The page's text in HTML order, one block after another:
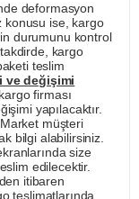
deformasyon
konusu ise, kargo
durumunu kontrol
kargo
teslim
ve değişimi
firması
yapılacaktır.
müşteri
bilgi alabilirsiniz.
size
edilecektir.
itibaren
teslimatlarında